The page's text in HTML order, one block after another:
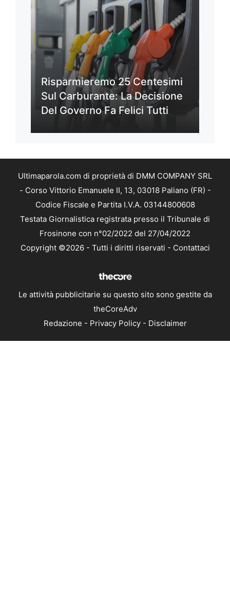
Risparmieremo 25 Centesimi
Sul Carburante: La Decisione
Del Governo Fa Felici Tutti
Ultimaparola.com di proprietà di DMM COMPANY SRL
- Corso Vittorio Emanuele II, 13, 03018 Paliano (FR) -
Codice Fiscale e Partita I.V.A. 03144800608
Testata Giornalistica registrata presso il Tribunale di
Frosinone con n°02/2022 del 27/04/2022
Copyright ©2026 - Tutti i diritti riservati - Contattaci
Le attività pubblicitarie su questo sito sono gestite da
theCoreAdv
Redazione - Privacy Policy- Disclaimer